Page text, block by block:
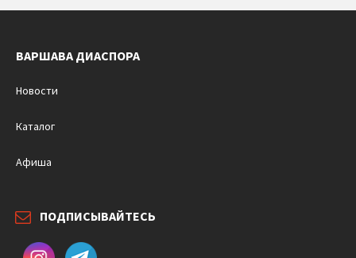
ВАРШАВА ДИАСПОРА
Новости
Каталог
Афиша
ПОДПИСЫВАЙТЕСЬ